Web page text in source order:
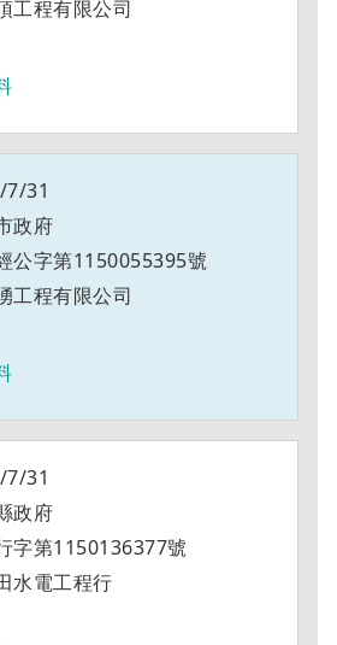
工程有限公司
7/31
政府
公字第1150055395號
工程有限公司
7/31
政府
字第1150136377號
水電工程行